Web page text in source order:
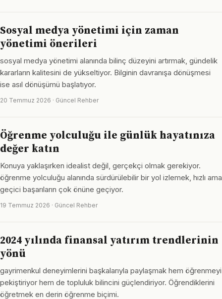
Sosyal medya yönetimi için zaman
yönetimi önerileri
sosyal medya yönetimi alanında bilinç düzeyini artırmak, gündelik
kararların kalitesini de yükseltiyor. Bilginin davranışa dönüşmesi
ise asıl dönüşümü başlatıyor.
20 Temmuz 2026 · Güncel Rehber
Öğrenme yolculuğu ile günlük hayatınıza
değer katın
Konuya yaklaşırken idealist değil, gerçekçi olmak gerekiyor.
öğrenme yolculuğu alanında sürdürülebilir bir yol izlemek, hızlı ama
geçici başarıların çok önüne geçiyor.
19 Temmuz 2026 · Güncel Rehber
2024 yılında finansal yatırım trendlerinin
yönü
gayrimenkul deneyimlerini başkalarıyla paylaşmak hem öğrenmeyi
pekiştiriyor hem de topluluk bilincini güçlendiriyor. Öğrendiklerini
öğretmek en derin öğrenme biçimi.